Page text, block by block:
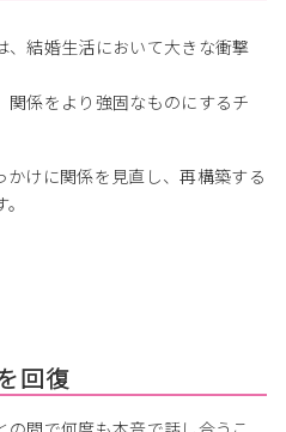
、結婚生活において大きな衝撃
関係をより強固なものにするチ
けに関係を見直し、再構築する
回復